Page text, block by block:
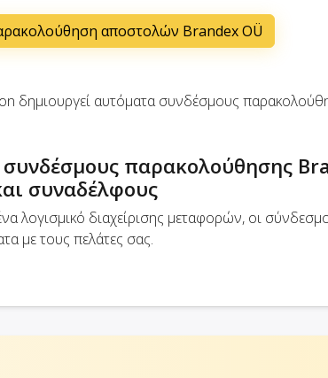
αποστολών Brandex OÜ
δημιουργεί αυτόματα συνδέσμους
συνδέσμους παρακολούθησης
συναδέλφους
λογισμικό διαχείρισης μεταφορών, οι
με τους πελάτες σας.